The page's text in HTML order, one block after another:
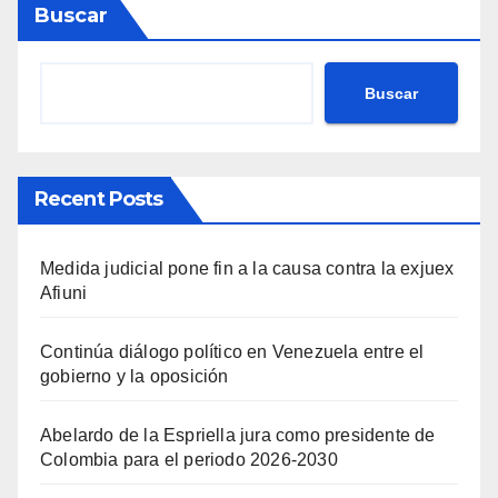
Buscar
Buscar
Recent Posts
Medida judicial pone fin a la causa contra la exjuex
Afiuni
Continúa diálogo político en Venezuela entre el
gobierno y la oposición
Abelardo de la Espriella jura como presidente de
Colombia para el periodo 2026-2030